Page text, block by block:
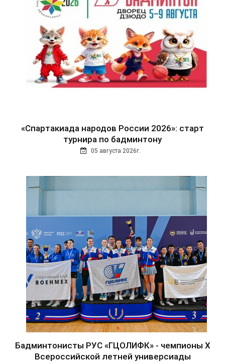
«Спартакиада народов России 2026»: старт
турнира по бадминтону
05 августа 2026г.
Бадминтонисты РУС «ГЦОЛИФК» - чемпионы Х
Всероссийской летней универсиады